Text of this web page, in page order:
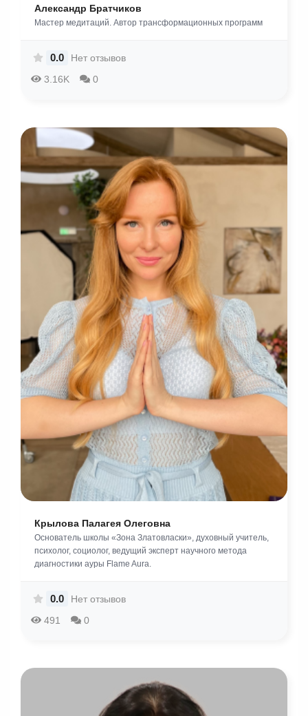
Александр Братчиков
Мастер медитаций. Автор трансформационных программ
3.16K 0
0.0 Нет отзывов
Крылова Палагея Олеговна
Основатель школы «Зона Златовласки», духовный учитель,
психолог, социолог, ведущий эксперт научного метода
диагностики ауры Flame Aura.
491 0
0.0 Нет отзывов